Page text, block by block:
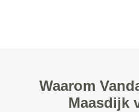
Waarom
Maasdijk